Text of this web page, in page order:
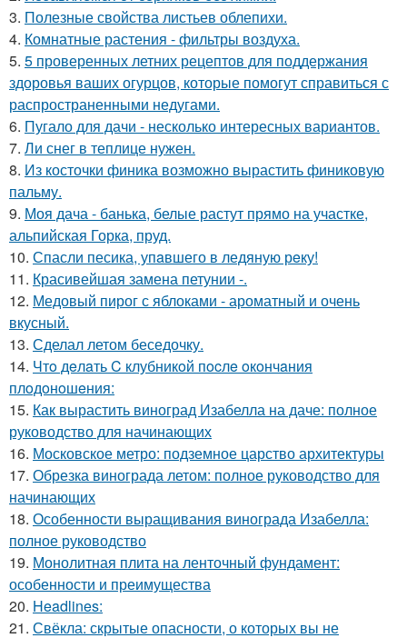
3. Полезные свойства листьев облепихи.
4. Комнатные растения - фильтры воздуха.
5. 5 проверенных летних рецептов для поддержания
здоровья ваших огурцов, которые помогут справиться с
распространенными недугами.
6. Пугало для дачи - несколько интересных вариантов.
7. Ли снег в теплице нужен.
8. Из косточки финика возможно вырастить финиковую
пальму.
9. Моя дача - банька, белые растут прямо на участке,
альпийская Горка, пруд.
10. Спасли песика, упaвшего в ледяную рeку!
11. Красивейшая замена петунии -.
12. Медовый пирог с яблоками - ароматный и очень
вкусный.
13. Сделал летом беседочку.
14. Чтo дeлaть C клубникoй пocлe oкoнчaния
плoдoнoшeния:
15. Как вырастить виноград Изабелла на даче: полное
руководство для начинающих
16. Московское метро: подземное царство архитектуры
17. Обрезка винограда летом: полное руководство для
начинающих
18. Особенности выращивания винограда Изабелла:
полное руководство
19. Монолитная плита на ленточный фундамент:
особенности и преимущества
20. Headlines:
21. Свёкла: скрытые опасности, о которых вы не